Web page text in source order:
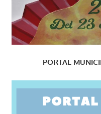
PORTAL